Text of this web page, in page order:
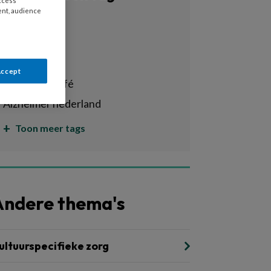
alzheimer
alzheimer café
alzheimer nederland
Toon meer tags
thema's
zorg
audience